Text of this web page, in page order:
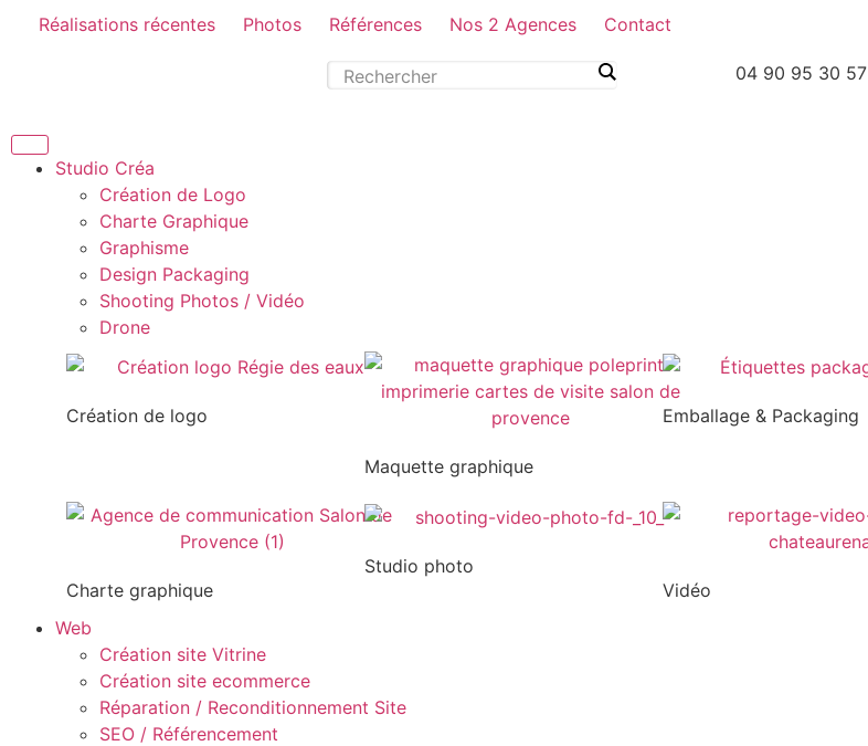
Réalisations récentes Photos Références Nos 2 Agences Contact
04 90 95 30 57
Studio Créa
Création de Logo
Charte Graphique
Graphisme
Design Packaging
Shooting Photos / Vidéo
Drone
Création de logo
Maquette graphique
Emballage & Packaging
Charte graphique
Studio photo
Vidéo
Web
Création site Vitrine
Création site ecommerce
Réparation / Reconditionnement Site
SEO / Référencement